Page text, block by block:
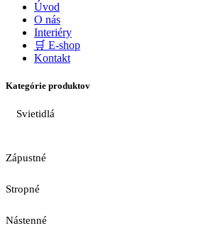
Úvod
O nás
Interiéry
🛒 E-shop
Kontakt
Kategórie produktov
Svietidlá
Zápustné
Stropné
Nástenné